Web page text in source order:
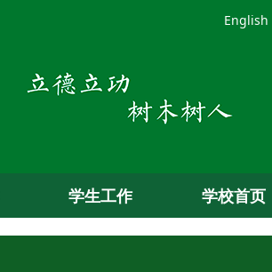
English
学生工作 学校首页